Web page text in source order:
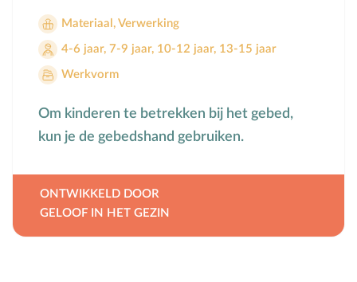
Materiaal , Verwerking
4-6 jaar, 7-9 jaar, 10-12 jaar, 13-15 jaar
Werkvorm
Om kinderen te betrekken bij het gebed,
kun je de gebedshand gebruiken.
ONTWIKKELD DOOR
GELOOF IN HET GEZIN